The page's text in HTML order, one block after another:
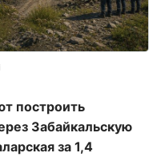
построить
Забайкальскую
за 1,4